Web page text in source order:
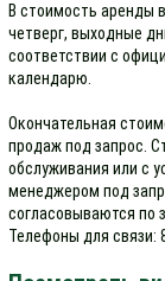
В стоимость аренды
четверг, выходные
соответствии с
календарю.
Окончательная
продаж под запрос.
обслуживания или с
менеджером под
согласовываются по
Телефоны для связи: